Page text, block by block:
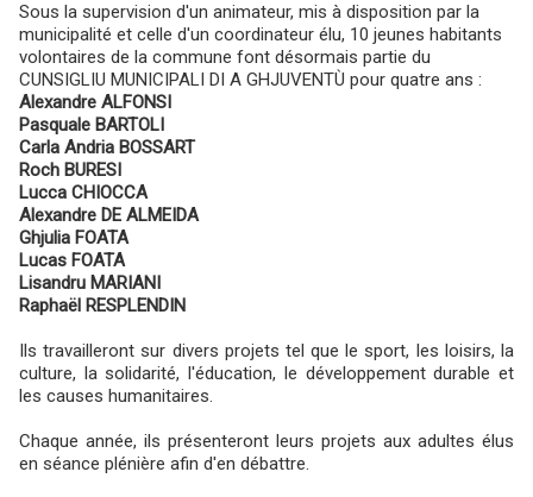
Sous la supervision d'un animateur, mis à disposition par la
municipalité et celle d'un coordinateur élu, 10 jeunes habitants
volontaires de la commune font désormais partie du
CUNSIGLIU MUNICIPALI DI A GHJUVENTÙ pour quatre ans :
Alexandre ALFONSI
Pasquale BARTOLI
Carla Andria BOSSART
Roch BURESI
Lucca CHIOCCA
Alexandre DE ALMEIDA
Ghjulia FOATA
Lucas FOATA
Lisandru MARIANI
Raphaël RESPLENDIN
Ils travailleront sur divers projets tel que le sport, les loisirs, la
culture, la solidarité, l'éducation, le développement durable et
les causes humanitaires.
Chaque année, ils présenteront leurs projets aux adultes élus
en séance plénière afin d'en débattre.